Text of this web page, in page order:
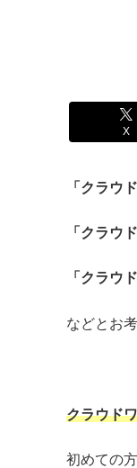
X
「クラウ
「クラウ
「クラウ
などとお
クラウド
初めての